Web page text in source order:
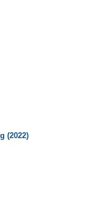
(2022)